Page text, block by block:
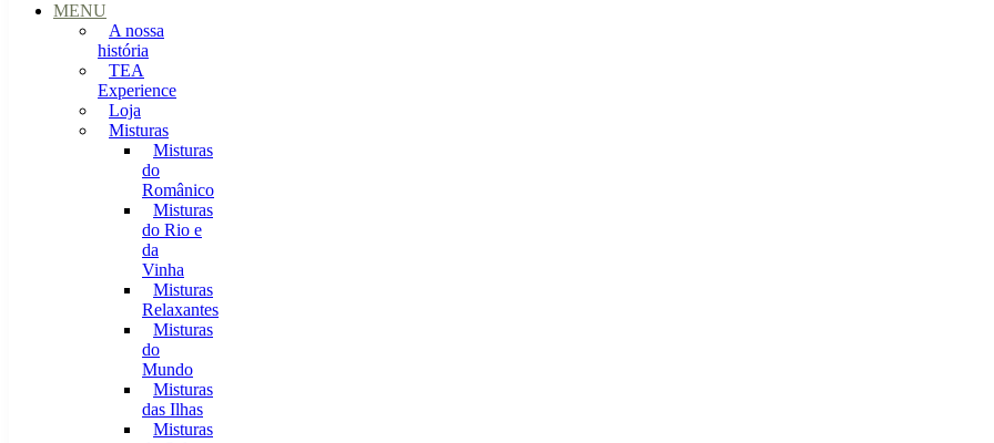
MENU
A nossa
história
TEA
Experience
Loja
Misturas
Misturas
do
Românico
Misturas
do Rio e
da
Vinha
Misturas
Relaxantes
Misturas
do
Mundo
Misturas
das Ilhas
Misturas